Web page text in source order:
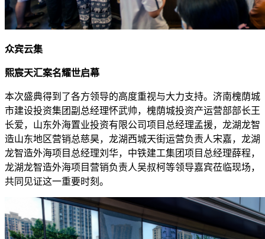
众宾云集
熙宸天汇案名耀世启幕
本次盛典得到了各方领导的高度重视与大力支持。济南槐荫城
市建设投资集团副总经理怀武帅，槐荫城投资产运营部部长王
长爱，山东外海置业投资有限公司项目总经理孟援，龙湖龙智
造山东地区营销总慈昊，龙湖西城天街运营负责人宋嘉，龙湖
龙智造外海项目总经理刘华，中铁建工集团项目总经理薛程，
龙湖龙智造外海项目营销负责人吴叔柯等领导嘉宾莅临现场，
共同见证这一重要时刻。